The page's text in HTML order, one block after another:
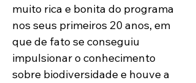
muito rica e bonita do programa
nos seus primeiros 20 anos, em
que de fato se conseguiu
impulsionar o conhecimento
sobre biodiversidade e houve a